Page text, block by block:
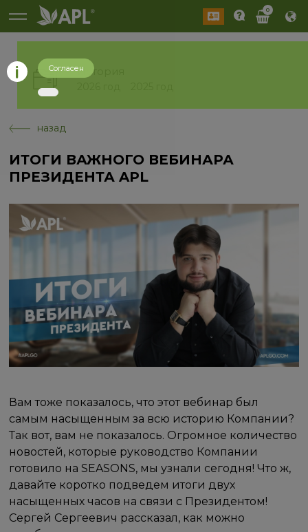
0
История
назад
ИТОГИ ВАЖНОГО ВЕБИНАРА
ПРЕЗИДЕНТА APL
Вам тоже показалось, что этот вебинар был
самым насыщенным за всю историю Компании?
Так вот, вам не показалось. Огромное количество
новостей, которые руководство Компании
готовило на SEASONS, мы узнали сегодня! Что ж,
давайте коротко подведем итоги двух
насыщенных часов на связи с Президентом!
Сергей Сергеевич рассказал, как можно
Согласен